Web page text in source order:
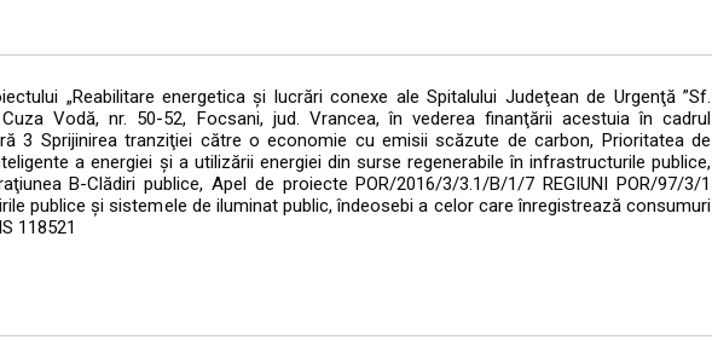
„Reabilitare energetica şi lucrări conexe ale Spitalului Judeţean de Urgenţă ”Sf.
Vodă, nr. 50-52, Focsani, jud. Vrancea, în vederea finanţării acestuia în cadrul
3 Sprijinirea tranziţiei către o economie cu emisii scăzute de carbon, Prioritatea de
a energiei şi a utilizării energiei din surse regenerabile în infrastructurile publice,
B-Clădiri publice, Apel de proiecte POR/2016/3/3.1/B/1/7 REGIUNI POR/97/3/1
publice şi sistemele de iluminat public, îndeosebi a celor care înregistrează consumuri
118521